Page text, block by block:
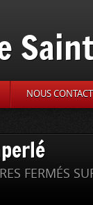
NOUS
FERMÉS